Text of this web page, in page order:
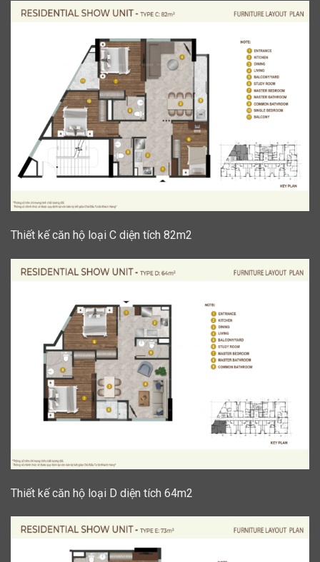
Thiết kế căn hộ loại C diện tích 82m2
Thiết kế căn hộ loại D diện tích 64m2